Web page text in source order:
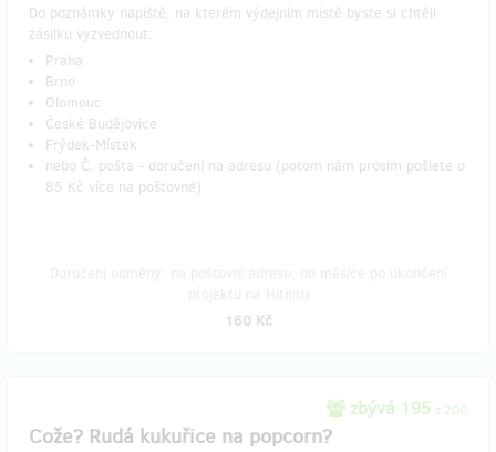
Do poznámky napiště, na kterém výdejním místě byste si chtěli
zásilku vyzvednout:
Praha
Brno
Olomouc
České Budějovice
Frýdek-Místek
nebo Č. pošta - doručení na adresu (potom nám prosím pošlete o
85 Kč více na poštovné)
160 Kč
zbývá 195 z 200
Cože? Rudá kukuřice na popcorn?